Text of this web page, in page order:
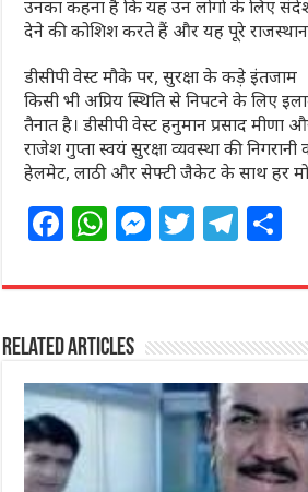
उनका कहना है कि यह उन लोगों के लिए
देने की कोशिश करते हैं और यह पूरे
डीसीपी वेस्ट मौके पर, सुरक्षा के कड़े इंतजाम
किसी भी अप्रिय स्थिति से निपटने के लिए
तैनात है। डीसीपी वेस्ट हनुमान प्रसाद मीणा
राजेश गुप्ता स्वयं सुरक्षा व्यवस्था की
हेलमेट, लाठी और सेफ्टी जैकेट के साथ हर
F
c
e
b
o
o
k
W
at
s
A
p
M
ss
n
g
e
T
itt
r
T
e
ra
m
Related Articles